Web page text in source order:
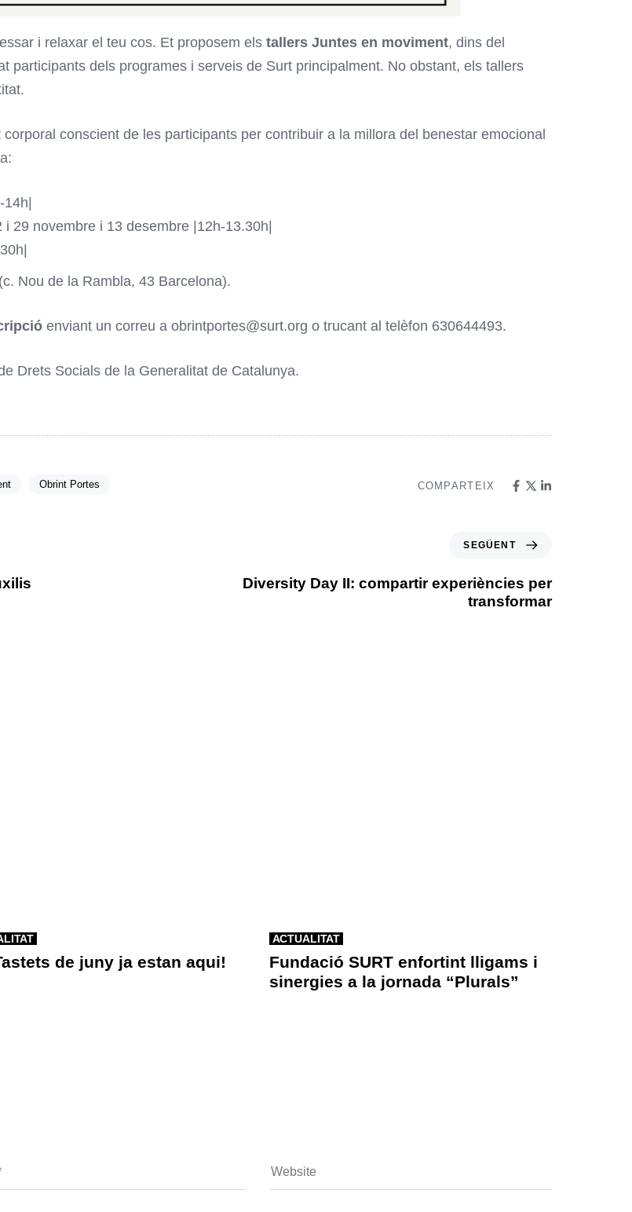
i relaxar el teu cos. Et proposem els tallers Juntes en moviment, dins del
participants dels programes i serveis de Surt principalment. No obstant, els tallers
conscient de les participants per contribuir a la millora del benestar emocional
14h|
i 29 novembre i 13 desembre |12h-13.30h|
Nou de la Rambla, 43 Barcelona).
enviant un correu a obrintportes@surt.org o trucant al telèfon 630644493.
Drets Socials de la Generalitat de Catalunya.
Obrint Portes COMPARTEIX
SEGÜENT
Diversity Day II: compartir experiències per
transformar
de juny ja estan aqui!
ACTUALITAT
Fundació SURT enfortint lligams i
sinergies a la jornada “Plurals”